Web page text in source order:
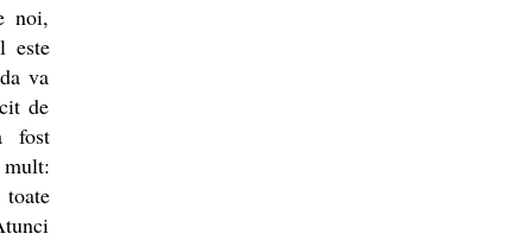
noi,
este
va
de
fost
mult: